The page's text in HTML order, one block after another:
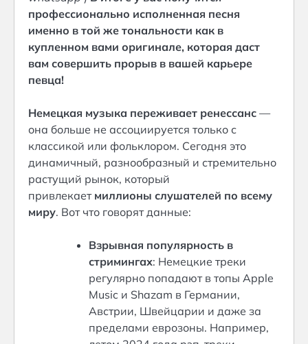
профессионально исполненная песня
именно в той же тональности как в
купленном вами оригинале, которая даст
вам совершить прорыв в вашей карьере
певца!
Немецкая музыка переживает ренессанс —
она больше не ассоциируется только с
классикой или фольклором. Сегодня это
динамичный, разнообразный и стремительно
растущий рынок, который
привлекает миллионы слушателей по всему
миру. Вот что говорят данные:
Взрывная популярность в
стримингах: Немецкие треки
регулярно попадают в топы Apple
Music и Shazam в Германии,
Австрии, Швейцарии и даже за
пределами еврозоны. Например,